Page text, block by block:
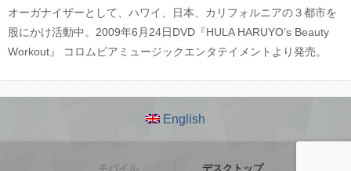
オーガナイザーとして、ハワイ、日本、カリフォルニアの３都市を
股にかけ活動中。2009年6月24日DVD『HULA HARUYO’s Beauty
Workout』 コロムビアミュージックエンタテイメントより発売。
English
モバイル デスクトップ